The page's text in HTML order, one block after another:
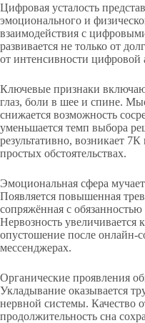
Цифровая усталость
эмоционального и
взаимодействия с
развивается не только от
от интенсивности цифровой
Ключевые признаки
глаз, боли в шее и спине.
снижается возможность
уменьшается темп выбора
результативно, возникает
простых обстоятельствах.
Эмоциональная сфера
Появляется повышенная
сопряжённая с
Нервозность
опустошение после онлайн-
мессенджерах.
Органические проявления
Укладывание оказывается
нервной системы. Качество
продолжительность сна